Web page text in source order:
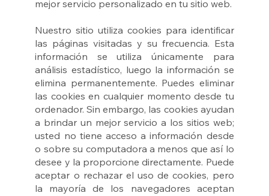
mejor servicio personalizado en tu sitio web.
Nuestro sitio utiliza cookies para identificar
las páginas visitadas y su frecuencia. Esta
información se utiliza únicamente para
análisis estadístico, luego la información se
elimina permanentemente. Puedes eliminar
las cookies en cualquier momento desde tu
ordenador. Sin embargo, las cookies ayudan
a brindar un mejor servicio a los sitios web;
usted no tiene acceso a información desde
o sobre su computadora a menos que así lo
desee y la proporcione directamente. Puede
aceptar o rechazar el uso de cookies, pero
la mayoría de los navegadores aceptan